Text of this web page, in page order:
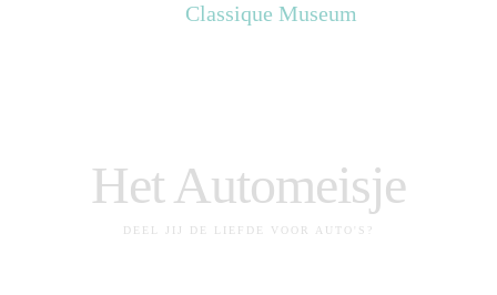
Classique Museum
Het Automeisje
DEEL JIJ DE LIEFDE VOOR AUTO'S?